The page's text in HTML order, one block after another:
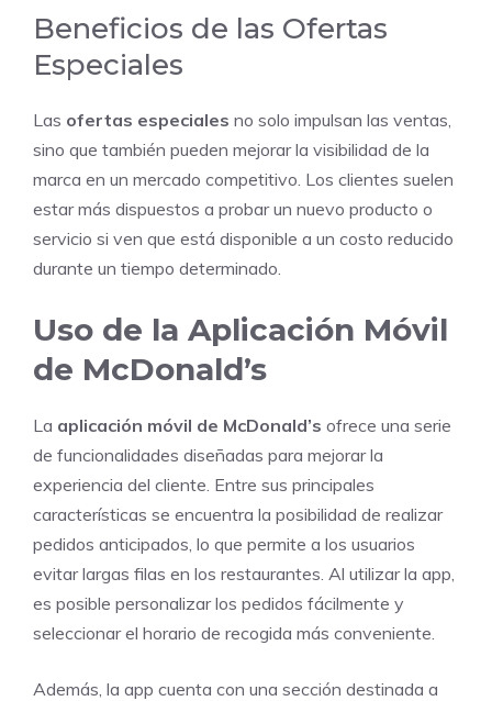
Beneficios de las Ofertas
Especiales
Las ofertas especiales no solo impulsan las ventas,
sino que también pueden mejorar la visibilidad de la
marca en un mercado competitivo. Los clientes suelen
estar más dispuestos a probar un nuevo producto o
servicio si ven que está disponible a un costo reducido
durante un tiempo determinado.
Uso de la Aplicación Móvil
de McDonald’s
La aplicación móvil de McDonald’s ofrece una serie
de funcionalidades diseñadas para mejorar la
experiencia del cliente. Entre sus principales
características se encuentra la posibilidad de realizar
pedidos anticipados, lo que permite a los usuarios
evitar largas filas en los restaurantes. Al utilizar la app,
es posible personalizar los pedidos fácilmente y
seleccionar el horario de recogida más conveniente.
Además, la app cuenta con una sección destinada a